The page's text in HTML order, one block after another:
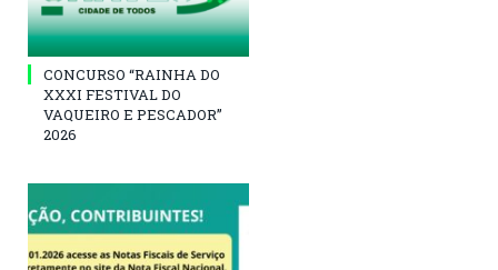
CONCURSO “RAINHA DO
XXXI FESTIVAL DO
VAQUEIRO E PESCADOR”
2026